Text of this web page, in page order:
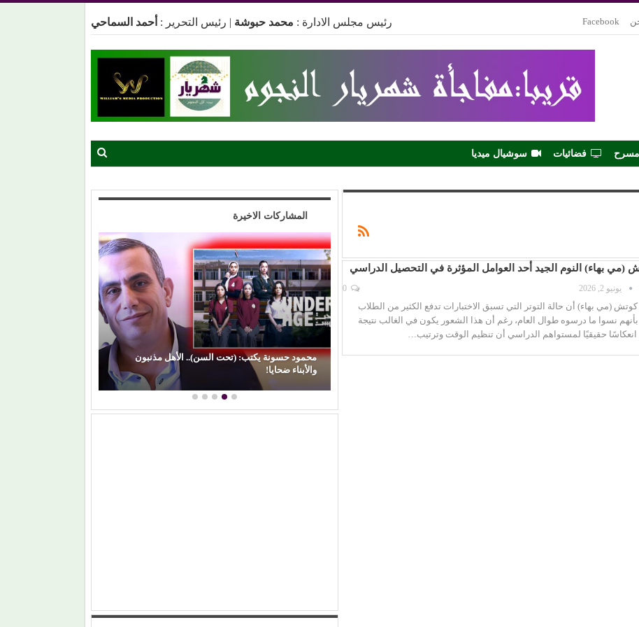
Facebook رئيس مجلس الادارة : محمد حبوشة | رئيس التحرير : أحمد السماحي
مسرح فضائيات سوشيال ميديا
(مي بهاء) النوم الجيد أحد العوامل المؤثرة في التحصيل الدراسي
يونيو 2, 2026
(مي بهاء) أن حالة التوتر التي تسبق الاختبارات تدفع الكثير من الطلاب
بأنهم نسوا ما درسوه طوال العام، رغم أن هذا الشعور يكون في الغالب نتيجة
حقيقيًا لمستواهم الدراسي أن تنظيم الوقت وترتيب…
المشاركات الاخيرة
حين ماتت الحكاية.. الفن المصري يفقد قدرته على
محمود حسونة يكتب: (تحت السن).. الأهل مذنبون
والأبناء ضحايا!